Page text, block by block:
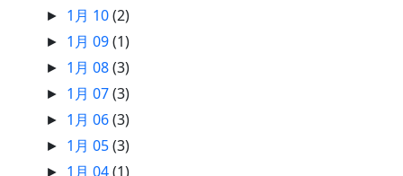
► 1月 10(2)
► 1月 09(1)
► 1月 08(3)
► 1月 07(3)
► 1月 06(3)
► 1月 05(3)
► 1月 04(1)